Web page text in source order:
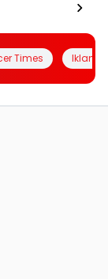
Times Iklanin